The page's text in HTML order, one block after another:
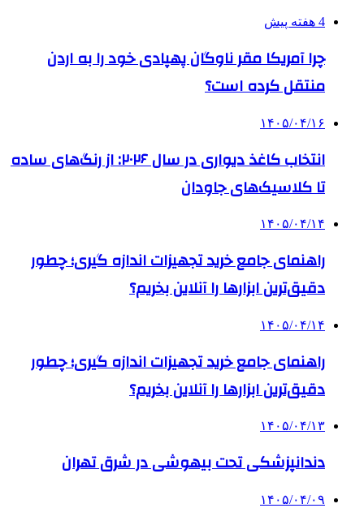
4 هفته پیش
چرا آمریکا مقر ناوگان پهپادی خود را به اردن
منتقل کرده است؟
۱۴۰۵/۰۴/۱۶
انتخاب کاغذ دیواری در سال ۲۰۲۶: از رنگ‌های ساده
تا کلاسیک‌های جاودان
۱۴۰۵/۰۴/۱۴
راهنمای جامع خرید تجهیزات اندازه گیری؛ چطور
دقیق‌ترین ابزارها را آنلاین بخریم؟
۱۴۰۵/۰۴/۱۴
راهنمای جامع خرید تجهیزات اندازه گیری؛ چطور
دقیق‌ترین ابزارها را آنلاین بخریم؟
۱۴۰۵/۰۴/۱۳
دندانپزشکی تحت بیهوشی در شرق تهران
۱۴۰۵/۰۴/۰۹